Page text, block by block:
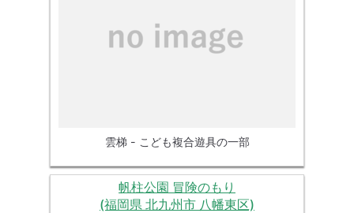
雲梯 - こども複合遊具の一部
帆柱公園 冒険のもり
(福岡県 北九州市 八幡東区)